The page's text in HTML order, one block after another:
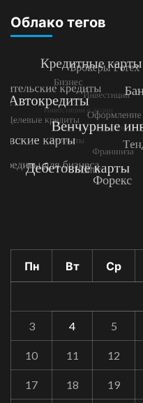
Облако тегов
Пн Вт Ср
3 4 5
10 11 12
17 18 19